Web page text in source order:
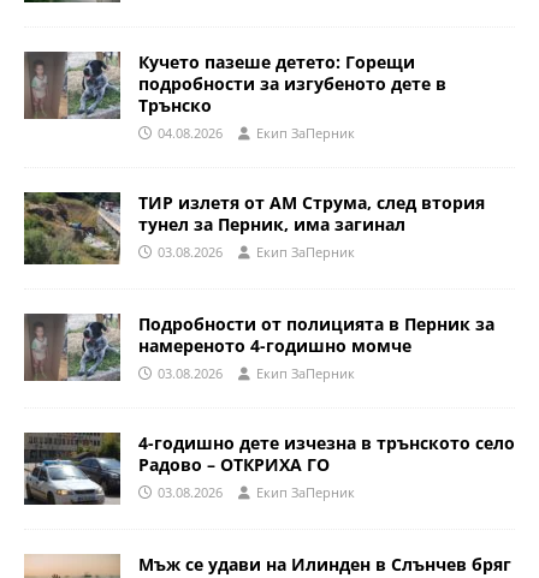
Кучето пазеше детето: Горещи
подробности за изгубеното дете в
Трънско
04.08.2026 Eкип ЗаПерник
ТИР излетя от АМ Струма, след втория
тунел за Перник, има загинал
03.08.2026 Eкип ЗаПерник
Подробности от полицията в Перник за
намереното 4-годишно момче
03.08.2026 Eкип ЗаПерник
4-годишно дете изчезна в трънското село
Радово – ОТКРИХА ГО
03.08.2026 Eкип ЗаПерник
Мъж се удави на Илинден в Слънчев бряг